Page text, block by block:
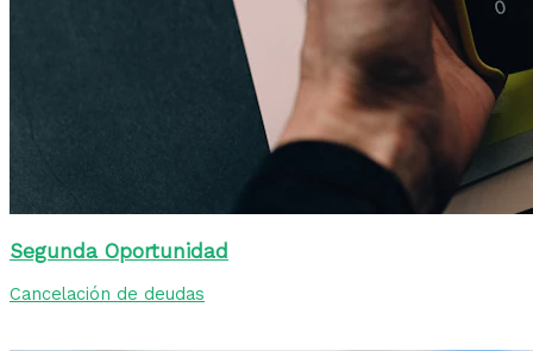
Segunda Oportunidad
Cancelación de deudas